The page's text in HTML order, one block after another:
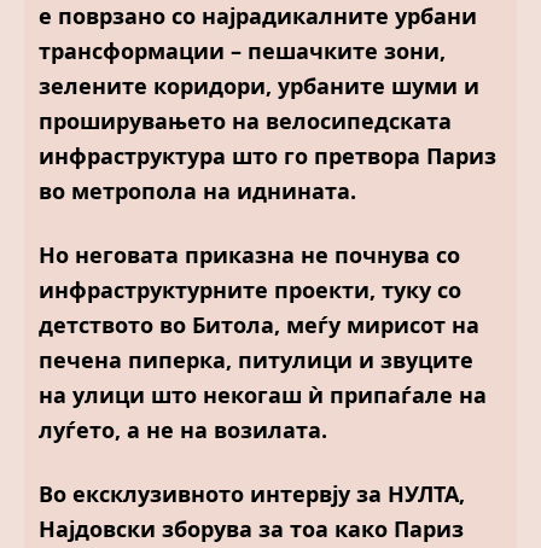
е поврзано со најрадикалните урбани
трансформации – пешачките зони,
зелените коридори, урбаните шуми и
проширувањето на велосипедската
инфраструктура што го претвора Париз
во метропола на иднината.
Но неговата приказна не почнува со
инфраструктурните проекти, туку со
детството во Битола, меѓу мирисот на
печена пиперка, питулици и звуците
на улици што некогаш ѝ припаѓале на
луѓето, а не на возилата.
Во ексклузивното интервју за НУЛТА,
Најдовски зборува за тоа како Париз